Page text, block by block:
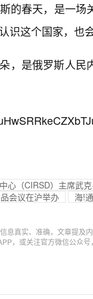
的春天，是一
识这个国家，也
，是俄罗斯人民
心（CIRSD）主席武
会议在沪举办
海!
息真实、准确，文章提及
，或关注官方微信公众